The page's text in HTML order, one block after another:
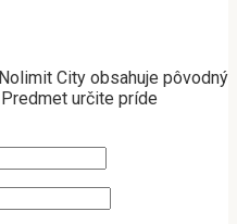
City obsahuje pôvodný
určite príde